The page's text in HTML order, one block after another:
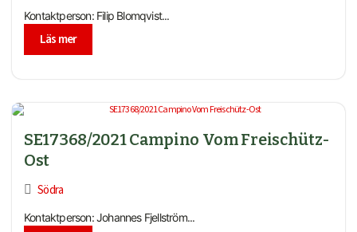
Kontaktperson: Filip Blomqvist...
Läs mer
SE17368/2021 Campino Vom Freischütz-
Ost
Södra
Kontaktperson: Johannes Fjellström...